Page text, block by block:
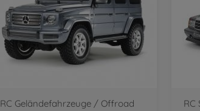
RC Geländefahrzeuge / Offroad